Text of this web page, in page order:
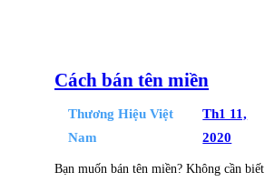
Cách bán tên miền
Thương Hiệu Việt
Nam
Th1 11,
2020
Bạn muốn bán tên miền? Không cần biết